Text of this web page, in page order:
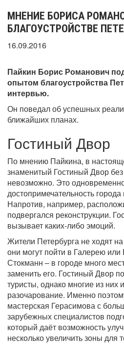
МНЕНИЕ БОРИСА
БЛАГОУСТРОЙСТВЕ
16.09.2016
Пайкин Борис Романович
опытом благоустройства
интервью.
Он поведал об успешных
ближайших планах.
Гостиный Двор
По мнению Пайкина, в
знаменитый Гостиный Двор без
невозможно. Это
достопримечательность
Напротив, например,
подвергался реконструкции.
вызывает каких-либо эмоций.
Жители Петербурга не ходят
они могут пойти в Галерею
Стокманн – в городе много
заменить его. Гостиный Двор
туристы, однако многие из
разочарование. Именно
мастерская Герасимова с
зарубежных специалистов
который даёт возможность
несколько увеличить зоны для